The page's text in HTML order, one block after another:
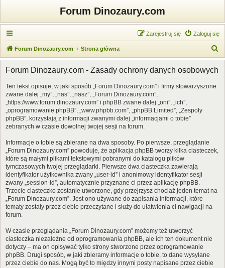
Forum Dinozaury.com
Zaloguj się
Zarejestruj się
Forum Dinozaury.com Strona główna
z
Forum Dinozaury.com - Zasady ochrony danych osobowych
Ten tekst opisuje, w jaki sposób „Forum Dinozaury.com” i firmy stowarzyszone
zwane dalej „my”, „nas”, „nasz”, „Forum Dinozaury.com”,
„https://www.forum.dinozaury.com” i phpBB zwane dalej „oni”, „ich”,
„oprogramowanie phpBB”, „www.phpbb.com”, „phpBB Limited”, „Zespoły
phpBB”, korzystają z informacji zwanymi dalej „informacjami o tobie”
zebranych w czasie dowolnej twojej sesji na forum.
Informacje o tobie są zbierane na dwa sposoby. Po pierwsze, przeglądanie
„Forum Dinozaury.com” powoduje, że aplikacja phpBB tworzy kilka ciasteczek,
które są małymi plikami tekstowymi pobranymi do katalogu plików
tymczasowych twojej przeglądarki. Pierwsze dwa ciasteczka zawierają
identyfikator użytkownika zwany „user-id” i anonimowy identyfikator sesji
zwany „session-id”, automatycznie przyznane ci przez aplikację phpBB.
Trzecie ciasteczko zostanie utworzone, gdy przejrzysz chociaż jeden temat na
„Forum Dinozaury.com”. Jest ono używane do zapisania informacji, które
tematy zostały przez ciebie przeczytane i służy do ułatwienia ci nawigacji na
forum.
W czasie przeglądania „Forum Dinozaury.com” możemy też utworzyć
ciasteczka niezależne od oprogramowania phpBB, ale ich ten dokument nie
dotyczy – ma on opisywać tylko strony stworzone przez oprogramowanie
phpBB. Drugi sposób, w jaki zbieramy informacje o tobie, to dane wysyłane
przez ciebie do nas. Mogą być to między innymi posty napisane przez ciebie